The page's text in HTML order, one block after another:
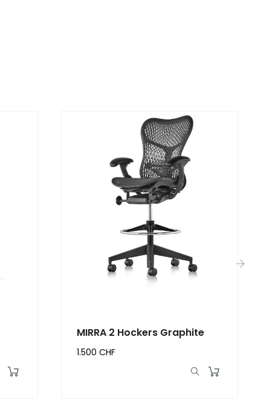
MIRRA 2 Hockers Graphite
1.500 CHF